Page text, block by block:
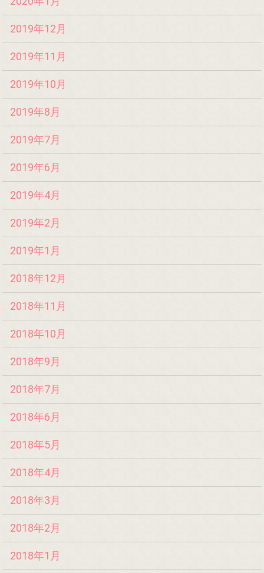
2019年12月
2019年11月
2019年10月
2019年8月
2019年7月
2019年6月
2019年4月
2019年2月
2019年1月
2018年12月
2018年11月
2018年10月
2018年9月
2018年7月
2018年6月
2018年5月
2018年4月
2018年3月
2018年2月
2018年1月